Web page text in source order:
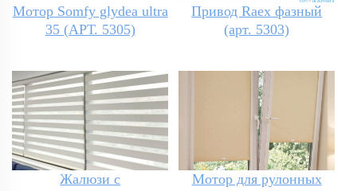
Мотор Somfy glydea ultra
35 (АРТ. 5305)
Привод Raex фазный
(арт. 5303)
Жалюзи с
Мотор для рулонных